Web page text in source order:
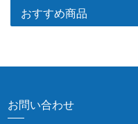
おすすめ商品
お問い合わせ